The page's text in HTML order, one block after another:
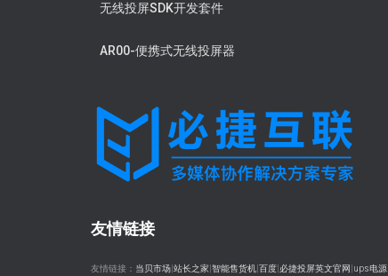
无线投屏SDK开发套件
AR00-便携式无线投屏器
友情链接
友情链接： 当贝市场 站长之家 智能售货机 百度 必捷投屏英文官网 ups电源